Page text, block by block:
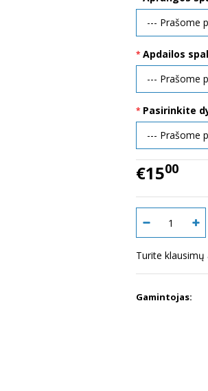
Apdailos
Pasirinkite
€1500
Turite klausimų
Gamintojas: